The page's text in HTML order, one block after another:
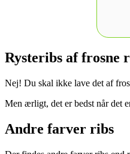
Rysteribs af frosne
Nej! Du skal ikke lave det af
Men ærligt, det er bedst når det
Andre farver ribs